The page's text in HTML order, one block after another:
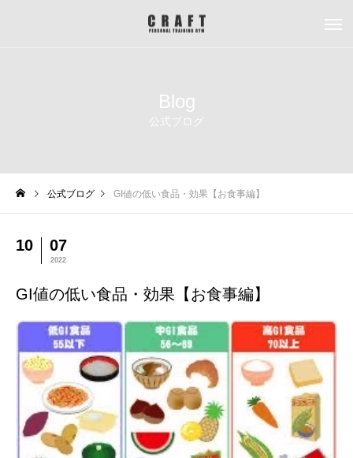
Blog
公式ブログ
公式ブログ GI値の低い食品・効果【お食事編】
10 07
2022
GI値の低い食品・効果【お食事編】